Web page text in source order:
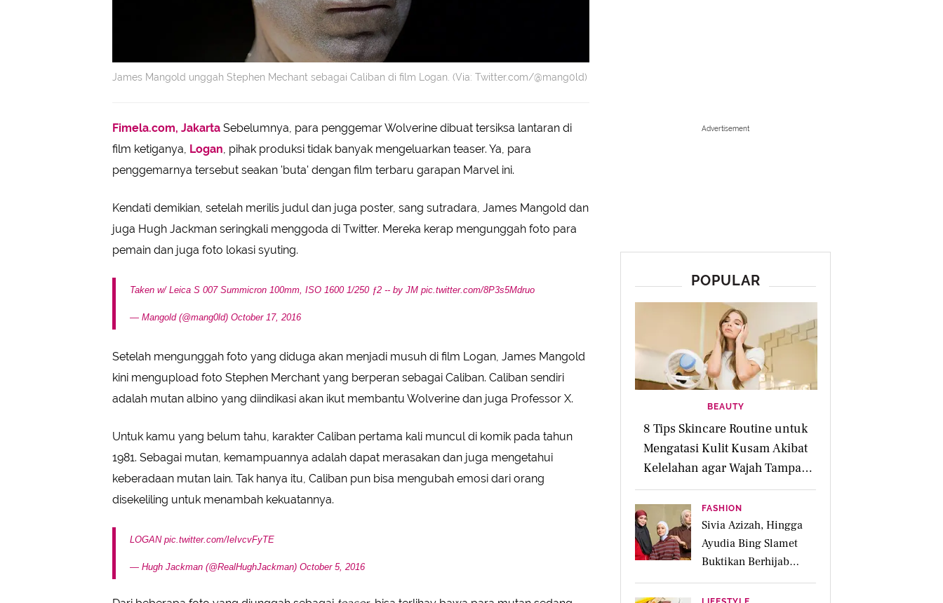
James Mangold unggah Stephen Mechant sebagai Caliban di film Logan. (Via: Twitter.com/@mang0ld)
Fimela.com, Jakarta Sebelumnya, para penggemar Wolverine dibuat tersiksa lantaran di
film ketiganya, Logan , pihak produksi tidak banyak mengeluarkan teaser. Ya, para
penggemarnya tersebut seakan 'buta' dengan film terbaru garapan Marvel ini.
Kendati demikian, setelah merilis judul dan juga poster, sang sutradara, James Mangold dan
juga Hugh Jackman seringkali menggoda di Twitter. Mereka kerap mengunggah foto para
pemain dan juga foto lokasi syuting.
Taken w/ Leica S 007 Summicron 100mm, ISO 1600 1/250 ƒ2 -- by JM pic.twitter.com/8P3s5Mdruo
— Mangold (@mang0ld) October 17, 2016
Setelah mengunggah foto yang diduga akan menjadi musuh di film Logan, James Mangold
kini mengupload foto Stephen Merchant yang berperan sebagai Caliban. Caliban sendiri
adalah mutan albino yang diindikasi akan ikut membantu Wolverine dan juga Professor X.
Untuk kamu yang belum tahu, karakter Caliban pertama kali muncul di komik pada tahun
1981. Sebagai mutan, kemampuannya adalah dapat merasakan dan juga mengetahui
keberadaan mutan lain. Tak hanya itu, Caliban pun bisa mengubah emosi dari orang
disekeliling untuk menambah kekuatannya.
LOGAN pic.twitter.com/IeIvcvFyTE
— Hugh Jackman (@RealHughJackman) October 5, 2016
Advertisement
POPULAR
BEAUTY
8 Tips Skincare Routine untuk
Mengatasi Kulit Kusam Akibat
Kelelahan agar Wajah Tampak
Segar
FASHION
Sivia Azizah, Hingga
Ayudia Bing Slamet
Buktikan Berhijab
Tetap Fashionable
dengan Koleksi Hijab